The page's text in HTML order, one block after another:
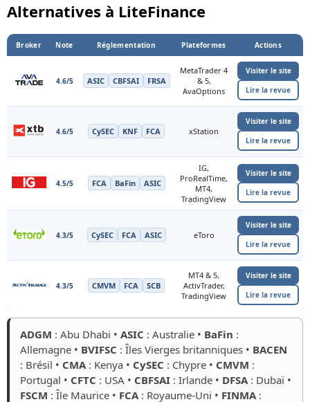
Alternatives à LiteFinance
Broker Note Réglementation Plateformes Actions
4.6/5 ASIC CBFSAI FRSA
MetaTrader 4
& 5,
AvaOptions
Visiter le site
Lire la revue
4.6/5 CySEC KNF FCA xStation
Visiter le site
Lire la revue
4.5/5 FCA BaFin ASIC
IG,
ProRealTime,
MT4,
TradingView
Visiter le site
Lire la revue
4.3/5 CySEC FCA ASIC eToro
Visiter le site
Lire la revue
4.3/5 CMVM FCA SCB
MT4 & 5,
ActivTrader,
TradingView
Visiter le site
Lire la revue
ADGM : Abu Dhabi • ASIC : Australie • BaFin :
Allemagne • BVIFSC : Îles Vierges britanniques • BACEN
: Brésil • CMA: Kenya • CySEC : Chypre • CMVM :
Portugal • CFTC : USA • CBFSAI : Irlande • DFSA: Dubaï •
FSCM : Île Maurice • FCA: Royaume-Uni • FINMA: